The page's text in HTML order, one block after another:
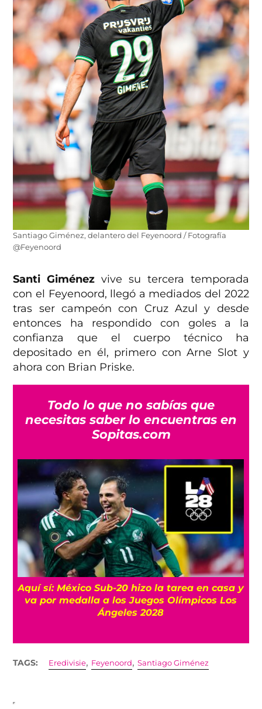
Santiago Giménez, delantero del Feyenoord / Fotografía
@Feyenoord
Santi Giménez vive su tercera temporada
con el Feyenoord, llegó a mediados del 2022
tras ser campeón con Cruz Azul y desde
entonces ha respondido con goles a la
confianza que el cuerpo técnico ha
depositado en él, primero con Arne Slot y
ahora con Brian Priske.
Todo lo que no sabías que
necesitas saber lo encuentras en
Sopitas.com
Aquí sí: México Sub-20 hizo la tarea en casa y
va por medalla a los Juegos Olímpicos Los
Ángeles 2028
TAGS: Eredivisie, Feyenoord,Santiago Giménez